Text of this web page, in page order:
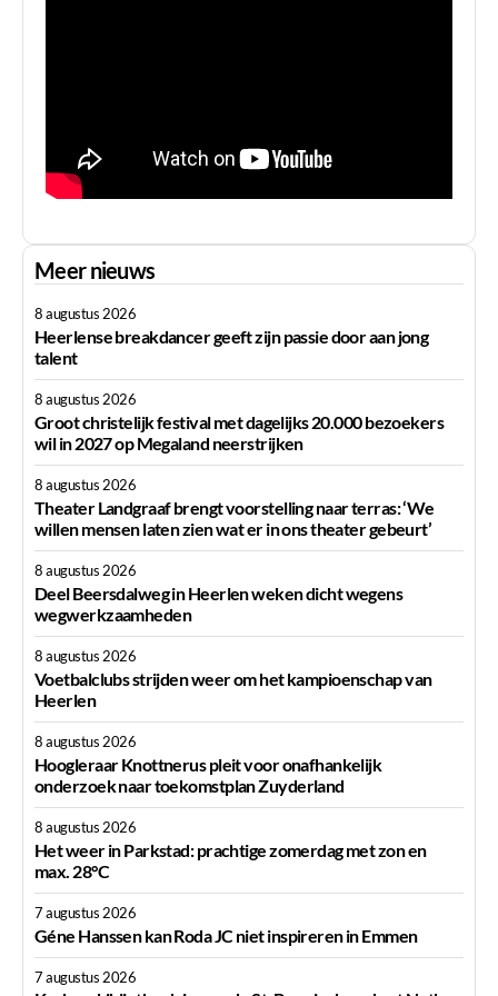
Meer nieuws
8 augustus 2026
Heerlense breakdancer geeft zijn passie door aan jong
talent
8 augustus 2026
Groot christelijk festival met dagelijks 20.000 bezoekers
wil in 2027 op Megaland neerstrijken
8 augustus 2026
Theater Landgraaf brengt voorstelling naar terras: ‘We
willen mensen laten zien wat er in ons theater gebeurt’
8 augustus 2026
Deel Beersdalweg in Heerlen weken dicht wegens
wegwerkzaamheden
8 augustus 2026
Voetbalclubs strijden weer om het kampioenschap van
Heerlen
8 augustus 2026
Hoogleraar Knottnerus pleit voor onafhankelijk
onderzoek naar toekomstplan Zuyderland
8 augustus 2026
Het weer in Parkstad: prachtige zomerdag met zon en
max. 28°C
7 augustus 2026
Géne Hanssen kan Roda JC niet inspireren in Emmen
7 augustus 2026